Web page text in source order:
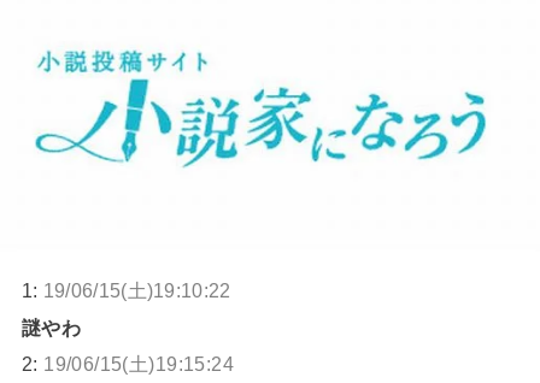
1: 19/06/15(土)19:10:22
謎やわ
2: 19/06/15(土)19:15:24